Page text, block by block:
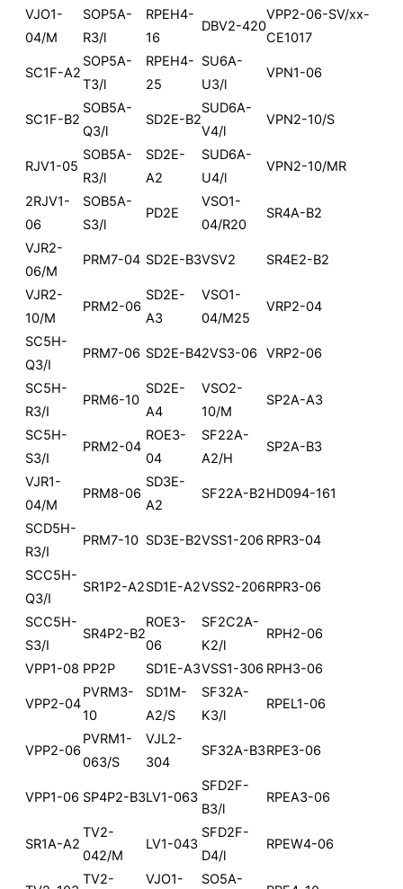
VJO1-
04/M
SOP5A-
R3/l
RPEH4-
16
DBV2-420
VPP2-06-SV/xx-
CE1017
SC1F-A2
SOP5A-
T3/l
RPEH4-
25
SU6A-
U3/l
VPN1-06
SC1F-B2
SOB5A-
Q3/l
SD2E-B2
SUD6A-
V4/l
VPN2-10/S
RJV1-05
SOB5A-
R3/l
SD2E-
A2
SUD6A-
U4/l
VPN2-10/MR
2RJV1-
06
SOB5A-
S3/l
PD2E
VSO1-
04/R20
SR4A-B2
VJR2-
06/M
PRM7-04 SD2E-B3VSV2 SR4E2-B2
VJR2-
10/M
PRM2-06
SD2E-
A3
VSO1-
04/M25
VRP2-04
SC5H-
Q3/I
PRM7-06 SD2E-B42VS3-06 VRP2-06
SC5H-
R3/I
PRM6-10
SD2E-
A4
VSO2-
10/M
SP2A-A3
SC5H-
S3/I
PRM2-04
ROE3-
04
SF22A-
A2/H
SP2A-B3
VJR1-
04/M
PRM8-06
SD3E-
A2
SF22A-B2HD094-161
SCD5H-
R3/I
PRM7-10 SD3E-B2VSS1-206 RPR3-04
SCC5H-
Q3/I
SR1P2-A2SD1E-A2VSS2-206RPR3-06
SCC5H-
S3/I
SR4P2-B2
ROE3-
06
SF2C2A-
K2/l
RPH2-06
VPP1-08 PP2P SD1E-A3VSS1-306 RPH3-06
VPP2-04
PVRM3-
10
SD1M-
A2/S
SF32A-
K3/l
RPEL1-06
VPP2-06
PVRM1-
063/S
VJL2-
304
SF32A-B3RPE3-06
VPP1-06 SP4P2-B3LV1-063
SFD2F-
B3/l
RPEA3-06
SR1A-A2
TV2-
042/M
LV1-043
SFD2F-
D4/l
RPEW4-06
TV2-
VJO1-
SO5A-